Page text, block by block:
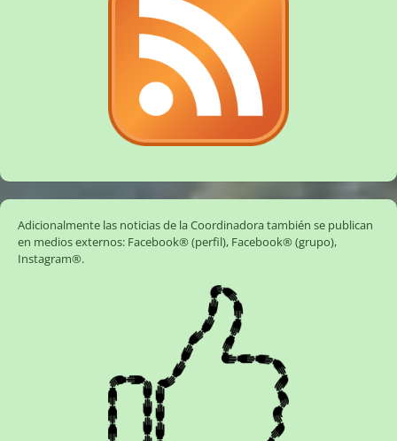
Adicionalmente las noticias de la Coordinadora también se publican
en medios externos: Facebook® (perfil), Facebook® (grupo),
Instagram®.